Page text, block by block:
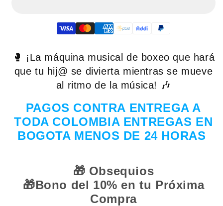
🧤
🥊
¡La máquina musical de boxeo que hará
que tu hij@ se divierta mientras se mueve
al ritmo de la música! 🎶
PAGOS CONTRA ENTREGA A
TODA COLOMBIA ENTREGAS EN
BOGOTA MENOS DE 24 HORAS
🎁 Obsequios
🎁Bono del 10% en tu Próxima
Compra